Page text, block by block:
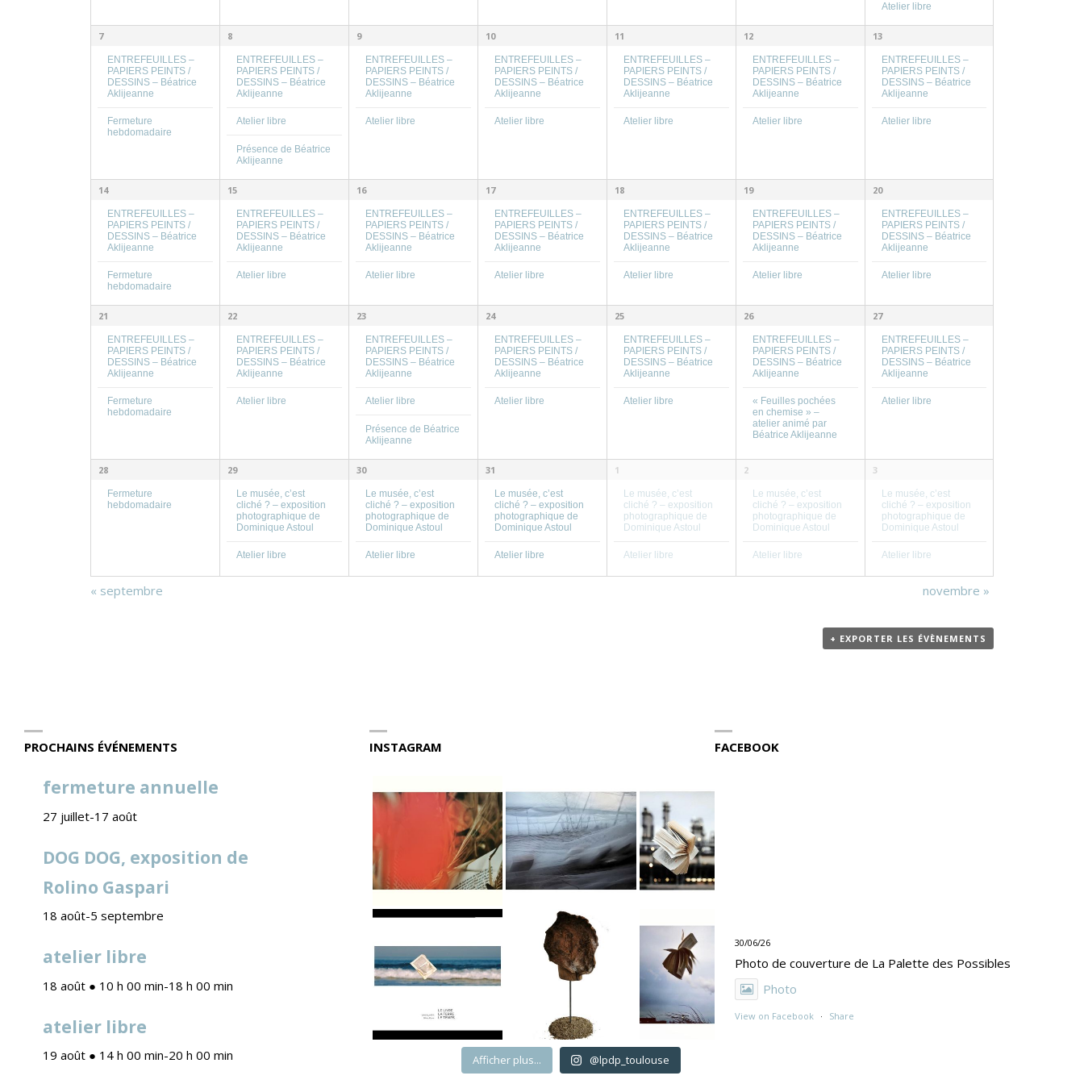
Atelier libre
7
ENTREFEUILLES –
PAPIERS PEINTS /
DESSINS – Béatrice
Aklijeanne
Fermeture
hebdomadaire
8
ENTREFEUILLES –
PAPIERS PEINTS /
DESSINS – Béatrice
Aklijeanne
Atelier libre
Présence de Béatrice
Aklijeanne
9
ENTREFEUILLES –
PAPIERS PEINTS /
DESSINS – Béatrice
Aklijeanne
Atelier libre
10
ENTREFEUILLES –
PAPIERS PEINTS /
DESSINS – Béatrice
Aklijeanne
Atelier libre
11
ENTREFEUILLES –
PAPIERS PEINTS /
DESSINS – Béatrice
Aklijeanne
Atelier libre
12
ENTREFEUILLES –
PAPIERS PEINTS /
DESSINS – Béatrice
Aklijeanne
Atelier libre
13
ENTREFEUILLES –
PAPIERS PEINTS /
DESSINS – Béatrice
Aklijeanne
Atelier libre
14
ENTREFEUILLES –
PAPIERS PEINTS /
DESSINS – Béatrice
Aklijeanne
Fermeture
hebdomadaire
15
ENTREFEUILLES –
PAPIERS PEINTS /
DESSINS – Béatrice
Aklijeanne
Atelier libre
16
ENTREFEUILLES –
PAPIERS PEINTS /
DESSINS – Béatrice
Aklijeanne
Atelier libre
17
ENTREFEUILLES –
PAPIERS PEINTS /
DESSINS – Béatrice
Aklijeanne
Atelier libre
18
ENTREFEUILLES –
PAPIERS PEINTS /
DESSINS – Béatrice
Aklijeanne
Atelier libre
19
ENTREFEUILLES –
PAPIERS PEINTS /
DESSINS – Béatrice
Aklijeanne
Atelier libre
20
ENTREFEUILLES –
PAPIERS PEINTS /
DESSINS – Béatrice
Aklijeanne
Atelier libre
21
ENTREFEUILLES –
PAPIERS PEINTS /
DESSINS – Béatrice
Aklijeanne
Fermeture
hebdomadaire
22
ENTREFEUILLES –
PAPIERS PEINTS /
DESSINS – Béatrice
Aklijeanne
Atelier libre
23
ENTREFEUILLES –
PAPIERS PEINTS /
DESSINS – Béatrice
Aklijeanne
Atelier libre
Présence de Béatrice
Aklijeanne
24
ENTREFEUILLES –
PAPIERS PEINTS /
DESSINS – Béatrice
Aklijeanne
Atelier libre
25
ENTREFEUILLES –
PAPIERS PEINTS /
DESSINS – Béatrice
Aklijeanne
Atelier libre
26
ENTREFEUILLES –
PAPIERS PEINTS /
DESSINS – Béatrice
Aklijeanne
« Feuilles pochées
en chemise » –
atelier animé par
Béatrice Aklijeanne
27
ENTREFEUILLES –
PAPIERS PEINTS /
DESSINS – Béatrice
Aklijeanne
Atelier libre
28
Fermeture
hebdomadaire
29
Le musée, c’est
cliché ? – exposition
photographique de
Dominique Astoul
Atelier libre
30
Le musée, c’est
cliché ? – exposition
photographique de
Dominique Astoul
Atelier libre
31
Le musée, c’est
cliché ? – exposition
photographique de
Dominique Astoul
Atelier libre
1
Le musée, c’est
cliché ? – exposition
photographique de
Dominique Astoul
Atelier libre
2
Le musée, c’est
cliché ? – exposition
photographique de
Dominique Astoul
Atelier libre
3
Le musée, c’est
cliché ? – exposition
photographique de
Dominique Astoul
Atelier libre
« septembre novembre »
+ EXPORTER LES ÉVÈNEMENTS
PROCHAINS ÉVÉNEMENTS
fermeture annuelle
27 juillet-17 août
DOG DOG, exposition de
Rolino Gaspari
18 août-5 septembre
atelier libre
18 août ● 10 h 00 min-18 h 00 min
atelier libre
19 août ● 14 h 00 min-20 h 00 min
INSTAGRAM
Afficher plus... @lpdp_toulouse
FACEBOOK
30/06/26
Photo de couverture de La Palette des Possibles
Photo
View on Facebook · Share